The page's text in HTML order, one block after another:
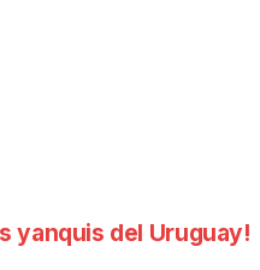
yanquis del Uruguay!